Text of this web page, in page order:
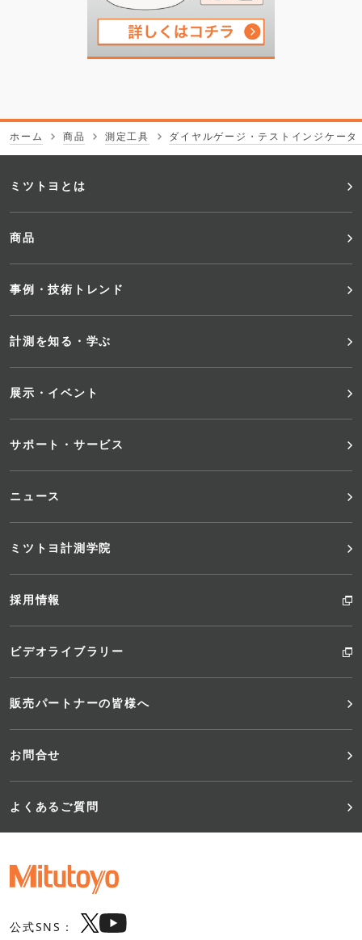
ホーム 商品 測定工具 ダイヤルゲージ・テストインジケー
フ
ッ
タ
ー
メ
ュ
ー
ミツトヨとは
商品
事例・技術トレンド
計測を知る・学ぶ
展示・イベント
サポート・サービス
ニュース
ミツトヨ計測学院
採用情報
ビデオライブラリー
販売パートナーの皆様へ
お問合せ
よくあるご質問
公式SNS：